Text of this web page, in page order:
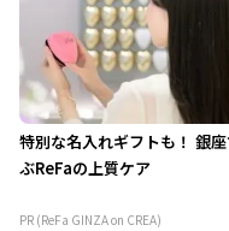
特別な名入れギフトも！ 銀
ぶReFaの上質ケア
PR (ReFa GINZA on CREA)